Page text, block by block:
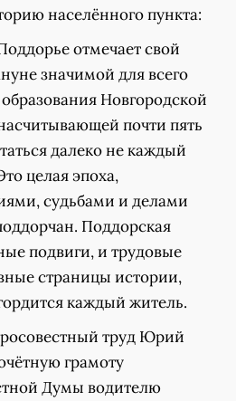
населённого пункта:
отмечает свой
значимой для всего
Новгородской
почти пять
далеко не каждый
целая эпоха,
судьбами и делами
Поддорская
подвиги, и трудовые
страницы истории,
каждый житель.
труд Юрий
грамоту
Думы водителю